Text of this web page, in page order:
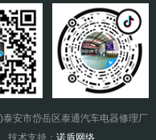
泰安市岱岳区泰通汽车电器修理厂
技术支持： 诺盾网络